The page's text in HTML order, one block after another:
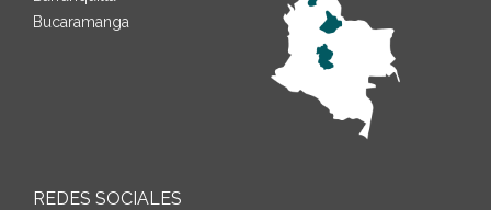
Bucaramanga
REDES SOCIALES